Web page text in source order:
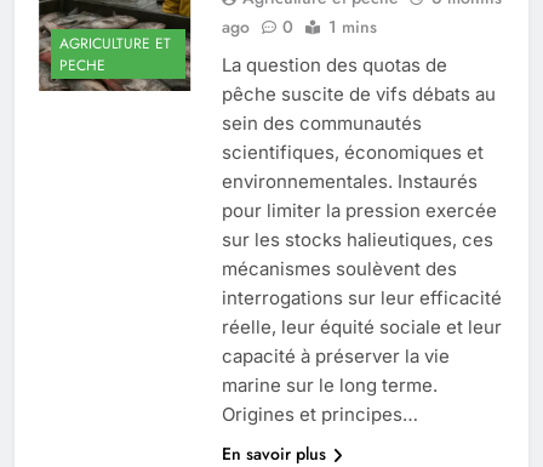
AGRICULTURE ET
PECHE
ago
0 1 mins
La question des quotas de
pêche suscite de vifs débats au
sein des communautés
scientifiques, économiques et
environnementales. Instaurés
pour limiter la pression exercée
sur les stocks halieutiques, ces
mécanismes soulèvent des
interrogations sur leur efficacité
réelle, leur équité sociale et leur
capacité à préserver la vie
marine sur le long terme.
Origines et principes…
En savoir plus